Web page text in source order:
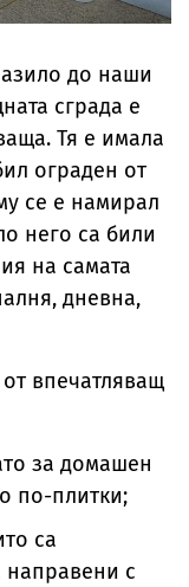
до наши
сграда е
Тя е имала
ограден от
се е намирал
него са били
на самата
дневна,
впечатляващ
за домашен
по-плитки;
са
с